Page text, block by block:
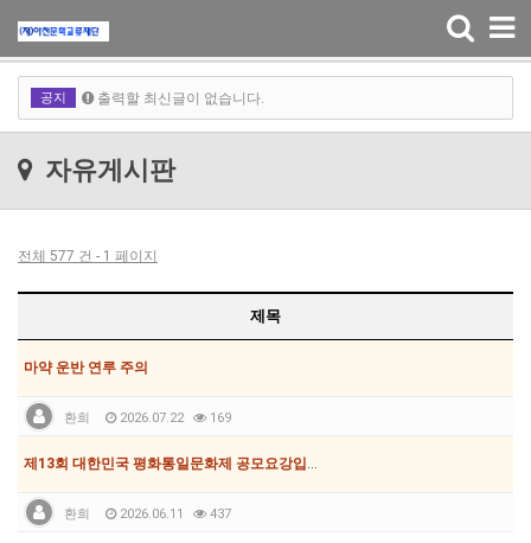
Toggle
navigation
공지
출력할 최신글이 없습니다.
출력할 최신글이 없습니다.
출력할 최신글이 없습니다.
자유게시판
전체 577 건 - 1 페이지
제목
마약 운반 연루 주의
환희 2026.07.22 169
제13회 대한민국 평화통일문화제 공모요강입니다.
환희 2026.06.11 437